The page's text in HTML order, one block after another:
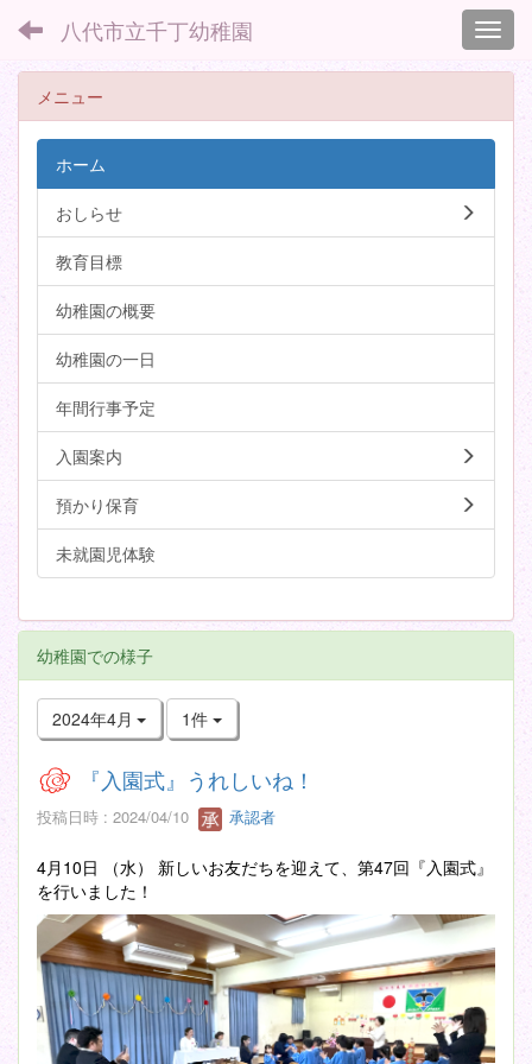
八代市立千丁幼稚園
メニュー
ホーム
おしらせ
教育目標
幼稚園の概要
幼稚園の一日
年間行事予定
入園案内
預かり保育
未就園児体験
幼稚園での様子
2024年4月 1件
『入園式』うれしいね！
投稿日時 : 2024/04/10 承認者
4月10日 （水） 新しいお友だちを迎えて、第47回『入園式』
を行いました！